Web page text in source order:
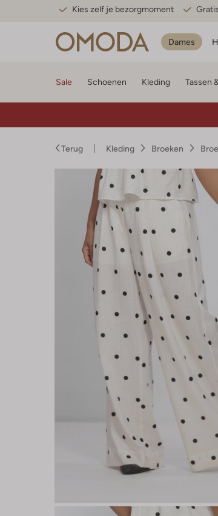
Kies zelf je bezorgmoment
Dames
Sale Schoenen Kleding Tassen
Terug Kleding Broeken